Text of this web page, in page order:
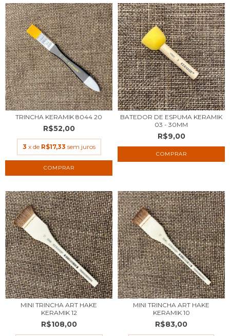
TRINCHA KERAMIK 8044 20
R$52,00
3 x de R$17,33 sem juros
BATEDOR DE ESPUMA KERAMIK
03 - 30MM
R$9,00
MINI TRINCHA ART HAKE
KERAMIK 12
R$108,00
MINI TRINCHA ART HAKE
KERAMIK 10
R$83,00